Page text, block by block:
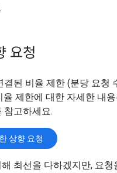
요청
된 비율 제한 (분당 요청
율 제한에 대한 자세한 내
참고하세요.
상향 요청
최선을 다하겠지만, 요청